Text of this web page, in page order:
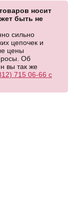
носит
быть не
сильно
цепочек и
цены
Об
вы так же
715 06-66 с